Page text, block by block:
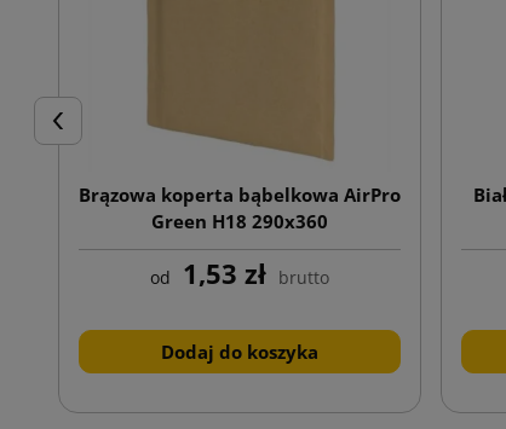
Poprzedni
Brązowa koperta bąbelkowa AirPro
Green H18 290x360
od 1,53 zł brutto
Dodaj do koszyka